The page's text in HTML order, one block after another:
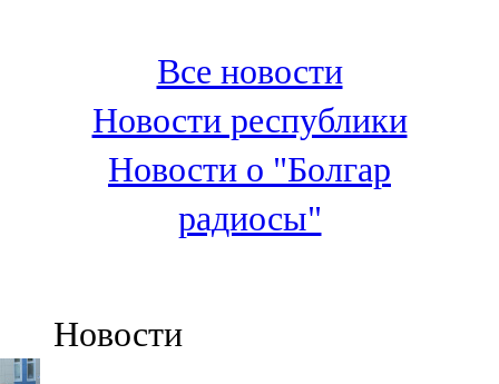
100,3 FM
Зәй
106,6 FM
Кадыбаш
105,2 FM
91,5 FM
Все новости
Новости республики
Новости о "Болгар
радиосы"
Новости